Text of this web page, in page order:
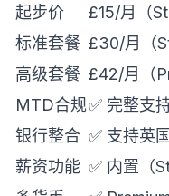
起步价
£15/月（
标准套餐 £30/月（
高级套餐 £42/月（
MTD合规✅ 完整支
银行整合 ✅ 支持英
薪资功能 ✅ 内置（